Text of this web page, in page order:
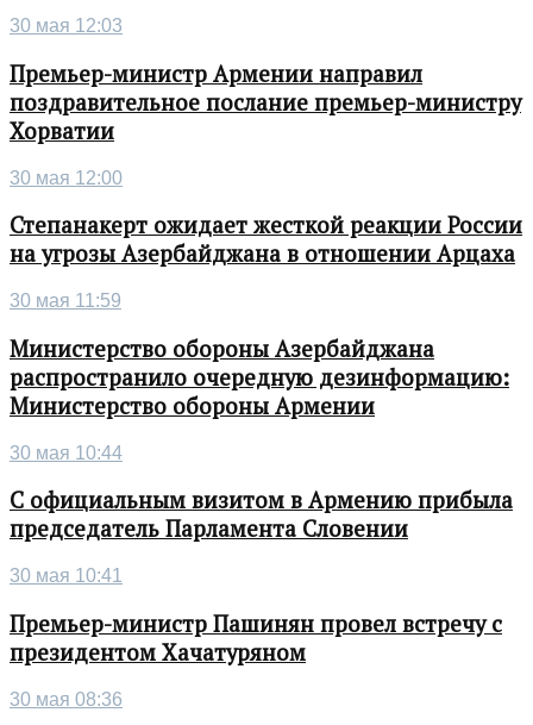
30 мая 12:03
Премьер-министр Армении направил
поздравительное послание премьер-министру
Хорватии
30 мая 12:00
Степанакерт ожидает жесткой реакции России
на угрозы Азербайджана в отношении Арцаха
30 мая 11:59
Министерство обороны Азербайджана
распространило очередную дезинформацию:
Министерство обороны Армении
30 мая 10:44
С официальным визитом в Армению прибыла
председатель Парламента Словении
30 мая 10:41
Премьер-министр Пашинян провел встречу с
президентом Хачатуряном
30 мая 08:36